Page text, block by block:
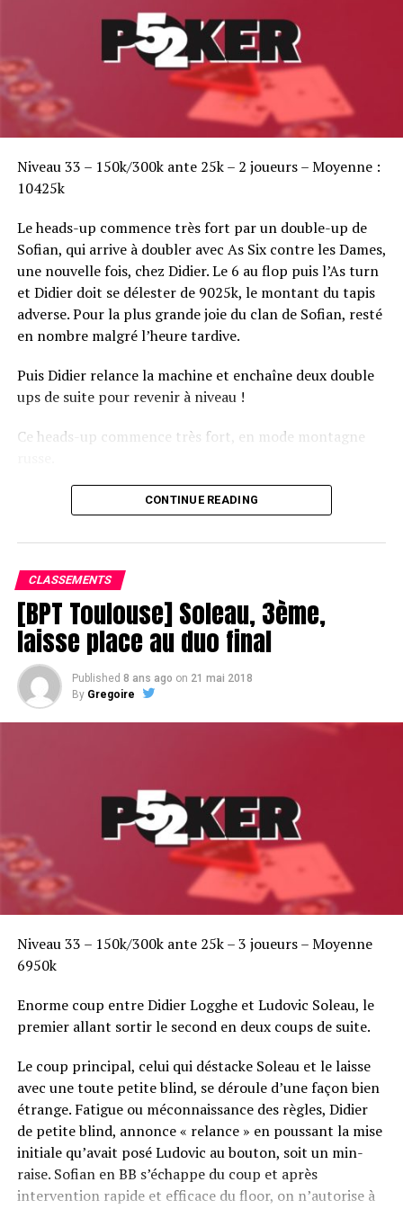
Niveau 33 – 150k/300k ante 25k – 2 joueurs – Moyenne :
10425k
Le heads-up commence très fort par un double-up de
Sofian, qui arrive à doubler avec As Six contre les Dames,
une nouvelle fois, chez Didier. Le 6 au flop puis l’As turn
et Didier doit se délester de 9025k, le montant du tapis
adverse. Pour la plus grande joie du clan de Sofian, resté
en nombre malgré l’heure tardive.
Puis Didier relance la machine et enchaîne deux double
ups de suite pour revenir à niveau !
Ce heads-up commence très fort, en mode montagne
Le champagne va réchauffer si les deux finalistes ne se décident pas !
CONTINUE READING
CLASSEMENTS
[BPT Toulouse] Soleau, 3ème,
laisse place au duo final
Published 8 ans ago on 21 mai 2018
By Gregoire
Niveau 33 – 150k/300k ante 25k – 3 joueurs – Moyenne
6950k
Enorme coup entre Didier Logghe et Ludovic Soleau, le
premier allant sortir le second en deux coups de suite.
Le coup principal, celui qui déstacke Soleau et le laisse
avec une toute petite blind, se déroule d’une façon bien
étrange. Fatigue ou méconnaissance des règles, Didier
de petite blind, annonce « relance » en poussant la mise
initiale qu’avait posé Ludovic au bouton, soit un min-
raise. Sofian en BB s’échappe du coup et après
intervention rapide et efficace du floor, on n’autorise à